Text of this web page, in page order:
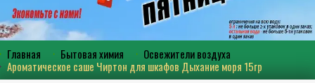
Главная Бытовая химия
Освежители воздуха
Ароматическое саше Чиртон для шкафов Дыхание моря 15гр